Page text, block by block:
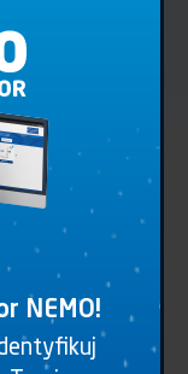
Konfigurator
NEMO
NEMO!